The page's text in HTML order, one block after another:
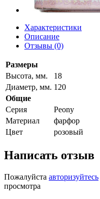
Характеристики
Описание
Отзывы (0)
Размеры
Высота, мм.
18
Диаметр, мм. 120
Общие
Серия
Peony
Материал
фарфор
Цвет
розовый
Написать отзыв
Пожалуйста авторизуйтесь
просмотра